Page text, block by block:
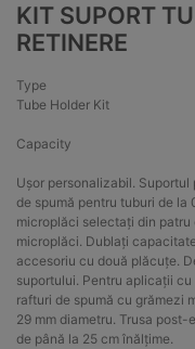
KIT SUPORT
RETINERE
Type
Tube Holder Kit
Capacity
Ușor personalizabil.
de spumă pentru tuburi de
microplăci selectați din
microplăci. Dublați
accesoriu cu două plăcuțe.
suportului. Pentru aplicații
rafturi de spumă cu grămezi
29 mm diametru. Trusa
de până la 25 cm înălțime.